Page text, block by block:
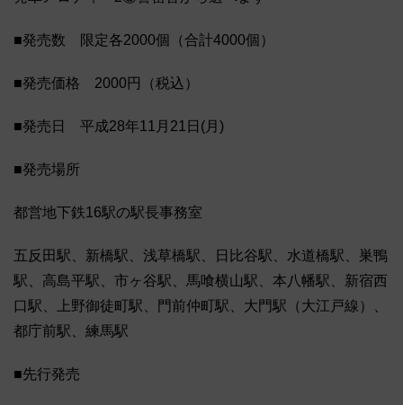
■発売数 限定各2000個（合計4000個）
■発売価格 2000円（税込）
■発売日 平成28年11月21日(月)
■発売場所
都営地下鉄16駅の駅長事務室
五反田駅、新橋駅、浅草橋駅、日比谷駅、水道橋駅、巣鴨
駅、高島平駅、市ヶ谷駅、馬喰横山駅、本八幡駅、新宿西
口駅、上野御徒町駅、門前仲町駅、大門駅（大江戸線）、
都庁前駅、練馬駅
■先行発売